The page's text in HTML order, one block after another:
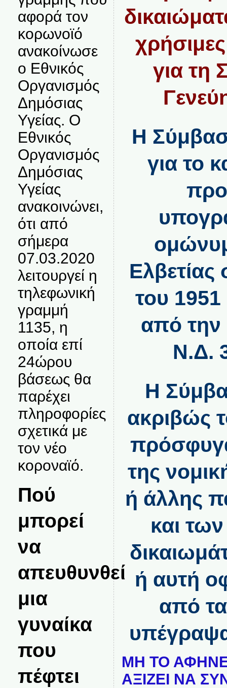
αφορά τον
κορωνοϊό
ανακοίνωσε
ο Εθνικός
Οργανισμός
Δημόσιας
Υγείας. Ο
Εθνικός
Οργανισμός
Δημόσιας
Υγείας
ανακοινώνει,
ότι από
σήμερα
07.03.2020
λειτουργεί η
τηλεφωνική
γραμμή
1135, η
οποία επί
24ώρου
βάσεως θα
παρέχει
πληροφορίες
σχετικά με
τον νέο
κοροναϊό.
Πού
μπορεί
να
απευθυνθεί
μια
γυναίκα
που
πέφτει
για τη
Η
για το
Ελβετίας
του
από την
Ν.Δ.
Η
ακριβώς
της
ή άλλης
και
ή αυτή
από
ΜΗ ΤΟ
ΑΞΙΖΕΙ ΝΑ